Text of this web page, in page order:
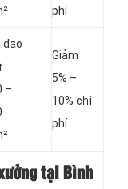
phí
dao
–
Giảm
5% –
10% chi
phí
tại Bình